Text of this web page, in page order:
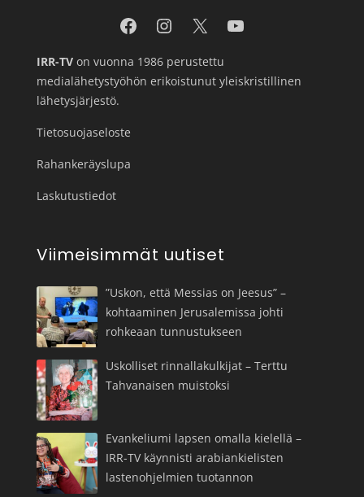
IRR-TVon vuonna 1986 perustettu
medialähetystyöhön erikoistunut yleiskristillinen
lähetysjärjestö.
Tietosuojaseloste
Rahankeräyslupa
Laskutustiedot
Viimeisimmät uutiset
”Uskon, että Messias on Jeesus” –
kohtaaminen Jerusalemissa johti
rohkeaan tunnustukseen
Uskolliset rinnallakulkijat – Terttu
Tahvanaisen muistoksi
Evankeliumi lapsen omalla kielellä –
IRR-TV käynnisti arabiankielisten
lastenohjelmien tuotannon